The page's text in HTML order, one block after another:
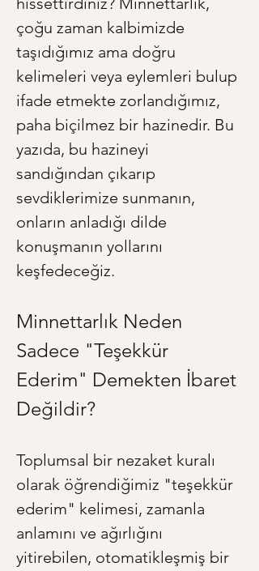
çoğu zaman kalbimizde
taşıdığımız ama doğru
kelimeleri veya eylemleri bulup
ifade etmekte zorlandığımız,
paha biçilmez bir hazinedir. Bu
yazıda, bu hazineyi
sandığından çıkarıp
sevdiklerimize sunmanın,
onların anladığı dilde
konuşmanın yollarını
keşfedeceğiz.
Minnettarlık Neden
Sadece "Teşekkür
Ederim" Demekten İbaret
Değildir?
Toplumsal bir nezaket kuralı
olarak öğrendiğimiz "teşekkür
ederim" kelimesi, zamanla
anlamını ve ağırlığını
yitirebilen, otomatikleşmiş bir